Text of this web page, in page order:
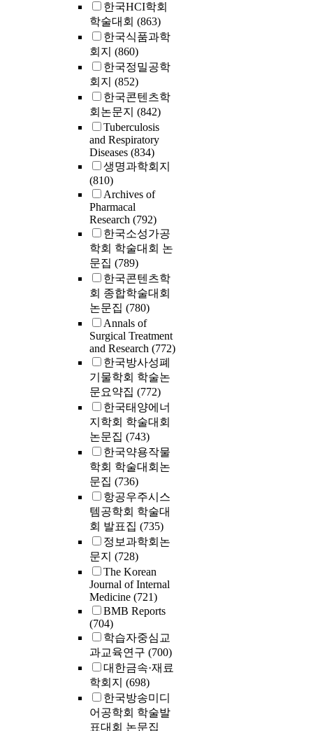
한국HCI학회
학술대회 (863)
한국식품과학
회지 (860)
한국정밀공학
회지 (852)
한국콘텐츠학
회논문지 (842)
Tuberculosis
and Respiratory
Diseases (834)
생명과학회지
(810)
Archives of
Pharmacal
Research (792)
한국소성가공
학회 학술대회 논
문집 (789)
한국콘텐츠학
회 종합학술대회
논문집 (780)
Annals of
Surgical Treatment
and Research (772)
한국방사성폐
기물학회 학술논
문요약집 (772)
한국태양에너
지학회 학술대회
논문집 (743)
한국약용작물
학회 학술대회논
문집 (736)
항공우주시스
템공학회 학술대
회 발표집 (735)
정보과학회논
문지 (728)
The Korean
Journal of Internal
Medicine (721)
BMB Reports
(704)
학습자중심교
과교육연구 (700)
대한금속·재료
학회지 (698)
한국방송미디
어공학회 학술발
표대회 논문집